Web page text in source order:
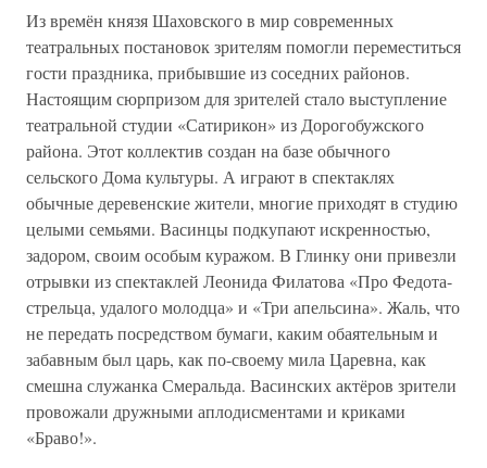
Из времён князя Шаховского в мир современных
театральных постановок зрителям помогли переместиться
гости праздника, прибывшие из соседних районов.
Настоящим сюрпризом для зрителей стало выступление
театральной студии «Сатирикон» из Дорогобужского
района. Этот коллектив создан на базе обычного
сельского Дома культуры. А играют в спектаклях
обычные деревенские жители, многие приходят в студию
целыми семьями. Васинцы подкупают искренностью,
задором, своим особым куражом. В Глинку они привезли
отрывки из спектаклей Леонида Филатова «Про Федота-
стрельца, удалого молодца» и «Три апельсина». Жаль, что
не передать посредством бумаги, каким обаятельным и
забавным был царь, как по-своему мила Царевна, как
смешна служанка Смеральда. Васинских актёров зрители
провожали дружными аплодисментами и криками
«Браво!».